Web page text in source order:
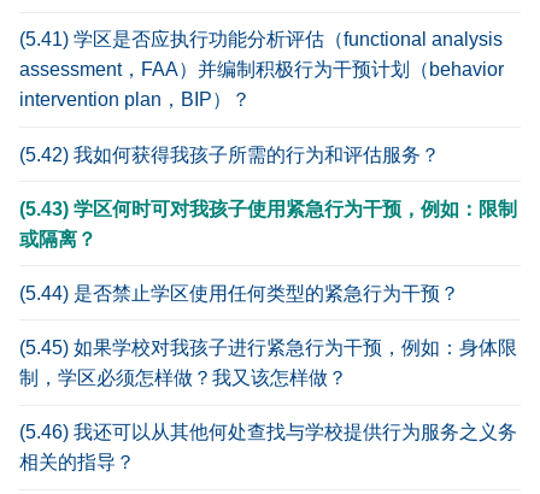
(5.41) 学区是否应执行功能分析评估（functional analysis
assessment，FAA）并编制积极行为干预计划（behavior
intervention plan，BIP）？
(5.42) 我如何获得我孩子所需的行为和评估服务？
(5.43) 学区何时可对我孩子使用紧急行为干预，例如：限制
或隔离？
(5.44) 是否禁止学区使用任何类型的紧急行为干预？
(5.45) 如果学校对我孩子进行紧急行为干预，例如：身体限
制，学区必须怎样做？我又该怎样做？
(5.46) 我还可以从其他何处查找与学校提供行为服务之义务
相关的指导？